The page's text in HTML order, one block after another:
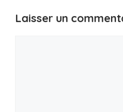
Laisser un